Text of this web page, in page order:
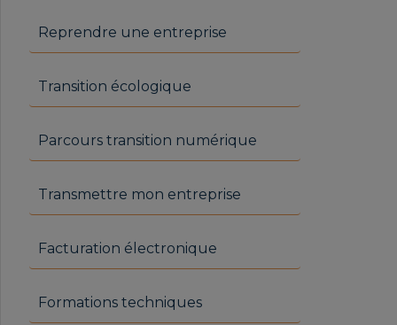
Reprendre une entreprise
Transition écologique
Parcours transition numérique
Transmettre mon entreprise
Facturation électronique
Formations techniques